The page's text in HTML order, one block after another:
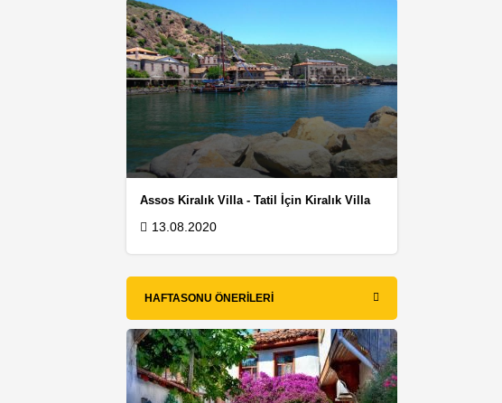
Assos Kiralık Villa - Tatil İçin Kiralık Villa
13.08.2020
HAFTASONU ÖNERILERI